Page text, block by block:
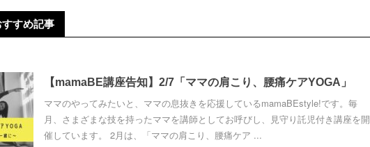
すめ記事
【mamaBE講座告知】2/7「ママの肩こり、腰痛ケアYOGA」
ママのやってみたいと、ママの息抜きを応援しているmamaBEstyle!です。毎
月、さまざまな技を持ったママを講師としてお呼びし、見守り託児付き講座を開
催しています。 2月は、「ママの肩こり、腰痛ケア ...